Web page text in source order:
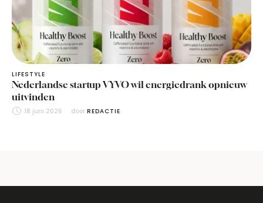
LIFESTYLE
Nederlandse startup VYVO wil energiedrank opnieuw
uitvinden
18 juni 2026 door REDACTIE